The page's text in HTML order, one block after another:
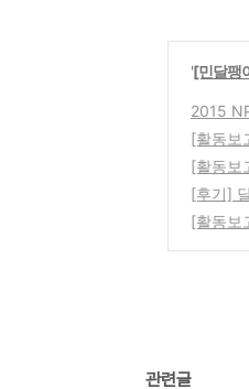
'[민달팽
2015
[활동보
[활동보
[후기]
[활동보
관련글